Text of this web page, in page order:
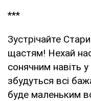
***
Зустрічайте
щастям! Нехай
сонячним навіть
збудуться всі
буде маленьким